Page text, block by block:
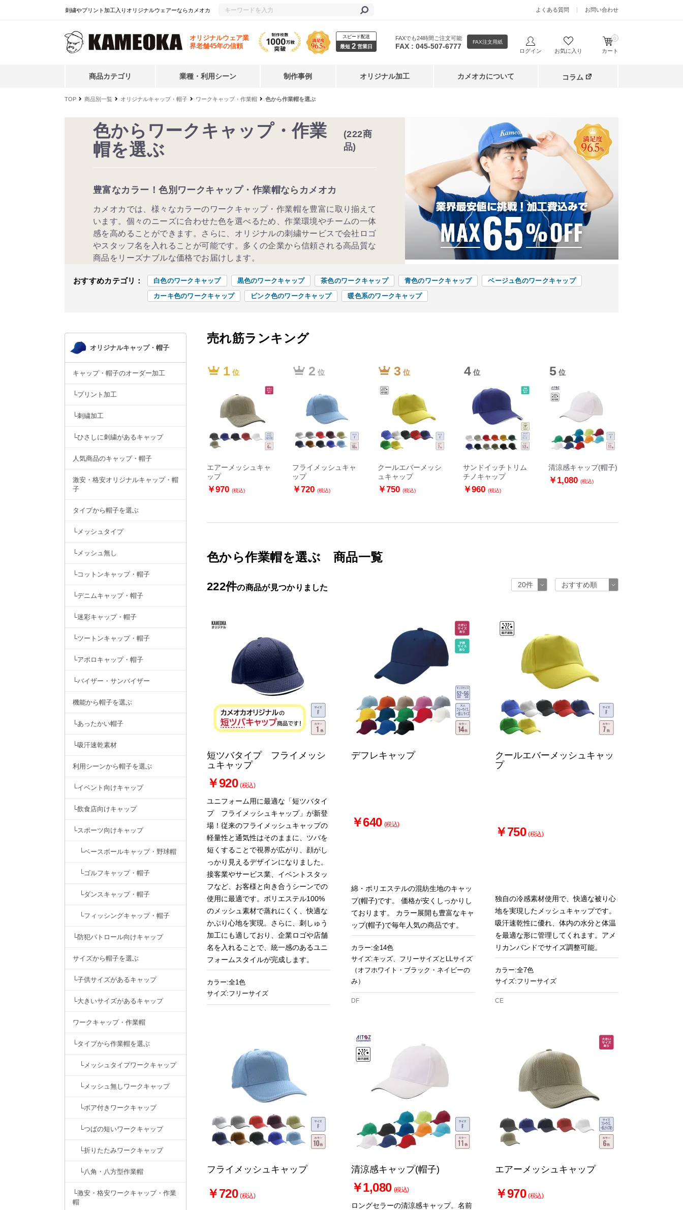
刺繍やプリント加工入りオリジナルウェアーならカメオカ よくある質問 お問い合わせ
オリジナルウェア業
界老舗45年の信頼
スピード配送
最短 2 営業日
FAXでも24時間ご注文可能
FAX : 045-507-6777 FAX注文用紙
ログイン お気に入り カート
0
商品カテゴリ 業種・利用シーン 制作事例 オリジナル加工 カメオカについて コラム
TOP 商品別一覧 オリジナルキャップ・帽子 ワークキャップ・作業帽 色から作業帽を選ぶ
色からワークキャップ・作業
帽を選ぶ
(222商
品)
豊富なカラー！色別ワークキャップ・作業帽ならカメオカ
カメオカでは、様々なカラーのワークキャップ・作業帽を豊富に取り揃えて
います。個々のニーズに合わせた色を選べるため、作業環境やチームの一体
感を高めることができます。さらに、オリジナルの刺繍サービスで会社ロゴ
やスタッフ名を入れることが可能です。多くの企業から信頼される高品質な
商品をリーズナブルな価格でお届けします。
おすすめカテゴリ： 白色のワークキャップ 黒色のワークキャップ 茶色のワークキャップ 青色のワークキャップ
ベージュ色のワークキャップ
カーキ色のワークキャップ
ピンク色のワークキャップ 暖色系のワークキャップ
オリジナルキャップ・帽子
キャップ・帽子のオーダー加工
└プリント加工
└刺繍加工
└ひさしに刺繍があるキャップ
人気商品のキャップ・帽子
激安・格安オリジナルキャップ・帽
子
タイプから帽子を選ぶ
└メッシュタイプ
└メッシュ無し
└コットンキャップ・帽子
└デニムキャップ・帽子
└迷彩キャップ・帽子
└ツートンキャップ・帽子
└アポロキャップ・帽子
└バイザー・サンバイザー
機能から帽子を選ぶ
└あったかい帽子
└吸汗速乾素材
利用シーンから帽子を選ぶ
└イベント向けキャップ
└飲食店向けキャップ
└スポーツ向けキャップ
└ベースボールキャップ・野球帽
└ゴルフキャップ・帽子
└ダンスキャップ・帽子
└フィッシングキャップ・帽子
└防犯パトロール向けキャップ
サイズから帽子を選ぶ
└子供サイズがあるキャップ
└大きいサイズがあるキャップ
ワークキャップ・作業帽
└タイプから作業帽を選ぶ
└メッシュタイプワークキャップ
└メッシュ無しワークキャップ
└ボア付きワークキャップ
└つばの短いワークキャップ
└折りたたみワークキャップ
└八角・八方型作業帽
└激安・格安ワークキャップ・作業
帽
売れ筋ランキング
1 位
エアーメッシュキャ
ップ
￥970 (税込)
2 位
フライメッシュキャ
ップ
￥720 (税込)
3 位
クールエバーメッシ
ュキャップ
￥750 (税込)
4 位
サンドイッチトリム
チノキャップ
￥960 (税込)
5 位
清涼感キャップ(帽子)
￥1,080 (税込)
色から作業帽を選ぶ 商品一覧
222件の商品が見つかりました
短ツバタイプ フライメッシ
ュキャップ
￥920 (税込)
ユニフォーム用に最適な「短ツバタイ
プ フライメッシュキャップ」が新登
場！従来のフライメッシュキャップの
軽量性と通気性はそのままに、ツバを
短くすることで視界が広がり、顔がし
っかり見えるデザインになりました。
接客業やサービス業、イベントスタッ
フなど、お客様と向き合うシーンでの
使用に最適です。ポリエステル100%
のメッシュ素材で蒸れにくく、快適な
かぶり心地を実現。さらに、刺しゅう
加工にも適しており、企業ロゴや店舗
名を入れることで、統一感のあるユニ
フォームスタイルが完成します。
カラー:全1色
サイズ:フリーサイズ
デフレキャップ
￥640 (税込)
綿・ポリエステルの混紡生地のキャッ
プ(帽子)です。 価格が安くしっかりし
ております。 カラー展開も豊富なキャ
ップ(帽子)で毎年人気の商品です。
カラー:全14色
サイズ:キッズ、フリーサイズとLLサイズ
（オフホワイト・ブラック・ネイビーの
み）
DF
クールエバーメッシュキャッ
プ
￥750 (税込)
独自の冷感素材使用で、快適な被り心
地を実現したメッシュキャップです。
吸汗速乾性に優れ、体内の水分と体温
を最適な形に管理してくれます。アメ
リカンバンドでサイズ調整可能。
カラー:全7色
サイズ:フリーサイズ
CE
フライメッシュキャップ
￥720 (税込)
清涼感キャップ(帽子)
￥1,080 (税込)
ロングセラーの清涼感キャップ。名前
エアーメッシュキャップ
￥970 (税込)
お買い物を続ける カートへ進む